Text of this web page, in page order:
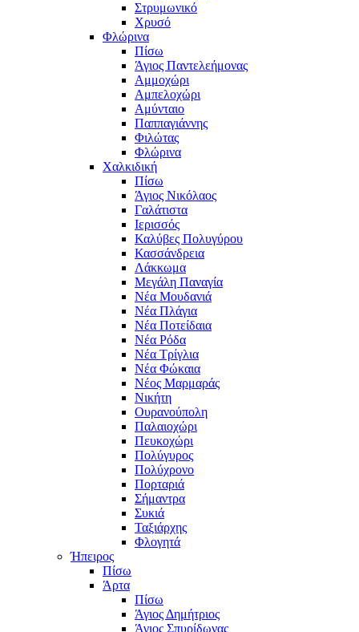
Στρυμωνικό
Χρυσό
Φλώρινα
Πίσω
Άγιος Παντελεήμονας
Αμμοχώρι
Αμπελοχώρι
Αμύνταιο
Παππαγιάννης
Φιλώτας
Φλώρινα
Χαλκιδική
Πίσω
Άγιος Νικόλαος
Γαλάτιστα
Ιερισσός
Καλύβες Πολυγύρου
Κασσάνδρεια
Λάκκωμα
Μεγάλη Παναγία
Νέα Μουδανιά
Νέα Πλάγια
Νέα Ποτείδαια
Νέα Ρόδα
Νέα Τρίγλια
Νέα Φώκαια
Νέος Μαρμαράς
Νικήτη
Ουρανούπολη
Παλαιοχώρι
Πευκοχώρι
Πολύγυρος
Πολύχρονο
Πορταριά
Σήμαντρα
Συκιά
Ταξιάρχης
Φλογητά
Ήπειρος
Πίσω
Άρτα
Πίσω
Άγιος Δημήτριος
Άγιος Σπυρίδωνας